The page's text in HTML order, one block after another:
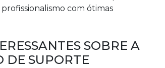
com ótimas
SOBRE A
DE SUPORTE